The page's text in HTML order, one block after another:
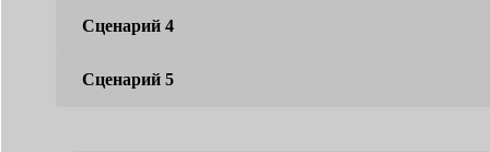
Сценарий 4
Сценарий 5